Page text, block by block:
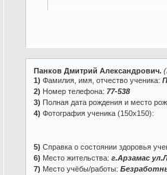
Панков Дмитрий Александрович.
1) Фамилия, имя, отчество ученика:
2) Номер телефона: 77-538
3) Полная дата рождения и место
4) Фотография ученика (150х150):
5) Справка о состоянии здоровья
6) Место жительства: г.Арзамас
7) Место учёбы/работы: